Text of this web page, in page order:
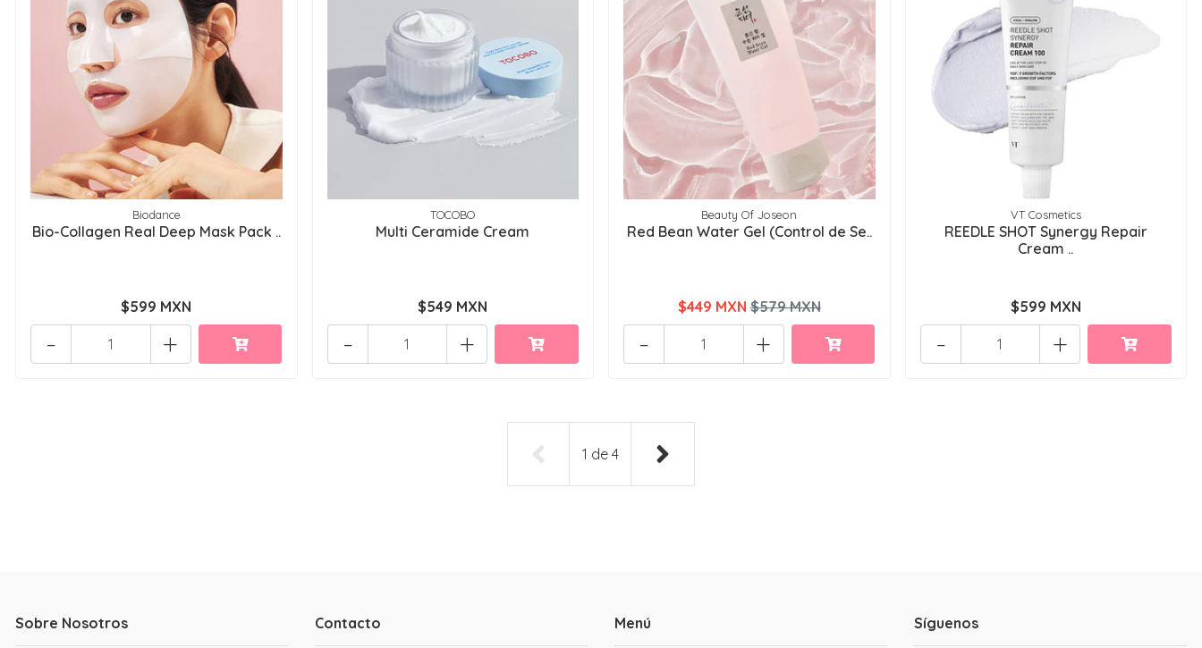
Biodance
Bio-Collagen Real Deep Mask Pack ..
$599 MXN
+
-
TOCOBO
Multi Ceramide Cream
$549 MXN
+
-
Beauty Of Joseon
Red Bean Water Gel (Control de Se..
$449 MXN $579 MXN
+
-
VT Cosmetics
REEDLE SHOT Synergy Repair
Cream ..
$599 MXN
+
-
1 de 4
Sobre Nosotros Contacto Menú Síguenos